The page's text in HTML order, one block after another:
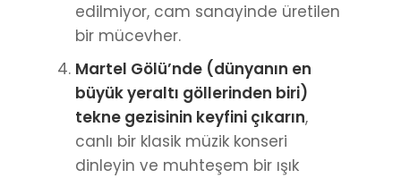
edilmiyor, cam sanayinde üretilen
bir mücevher.
Martel Gölü’nde (dünyanın en
büyük yeraltı göllerinden biri)
tekne gezisinin keyfini çıkarın,
canlı bir klasik müzik konseri
dinleyin ve muhteşem bir ışık